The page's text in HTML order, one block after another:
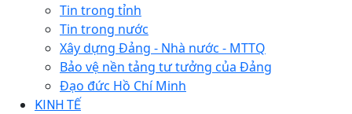
Tin trong tỉnh
Tin trong nước
Xây dựng Đảng - Nhà nước - MTTQ
Bảo vệ nền tảng tư tưởng của Đảng
Đạo đức Hồ Chí Minh
KINH TẾ